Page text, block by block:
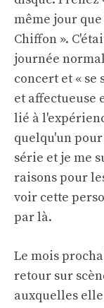
même jour
Chiffon ».
journée
concert et «
et affectueuse
lié à
quelqu'un
série et je me
raisons pour
voir cette
par là.
Le mois
retour sur
auxquelles